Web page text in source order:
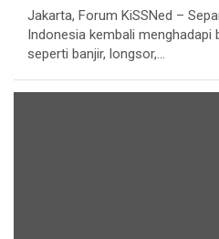
Jakarta, Forum KiSSNed –
Indonesia kembali menghadapi
seperti banjir, longsor,…